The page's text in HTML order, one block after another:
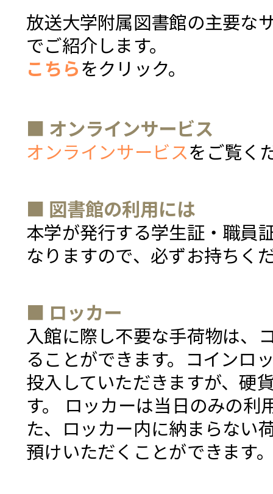
放送大学附属図書館の主要な
でご紹介します。
こちらをクリック。
■ オンラインサービス
オンラインサービスをご覧く
■ 図書館の利用には
本学が発行する学生証・職員
なりますので、必ずお持ちく
■ ロッカー
入館に際し不要な手荷物は、
ることができます。コインロ
投入していただきますが、硬
す。 ロッカーは当日のみの利
た、ロッカー内に納まらない
預けいただくことができます